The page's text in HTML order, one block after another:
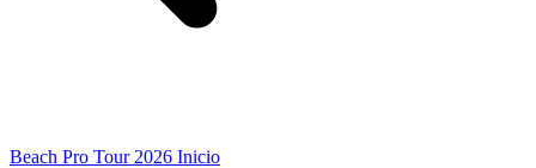
Beach Pro Tour 2026 Inicio